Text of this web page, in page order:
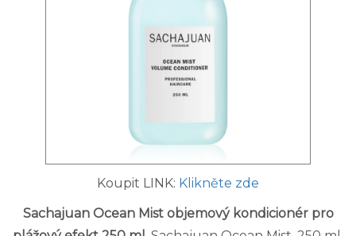
Koupit LINK: Klikněte zde
Sachajuan Ocean Mist objemový kondicionér pro